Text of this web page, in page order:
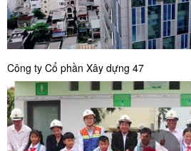
Công ty Cổ phần Xây dựng 47